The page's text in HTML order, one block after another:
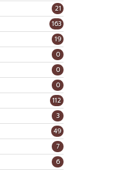
21
163
19
0
0
0
112
3
49
7
6